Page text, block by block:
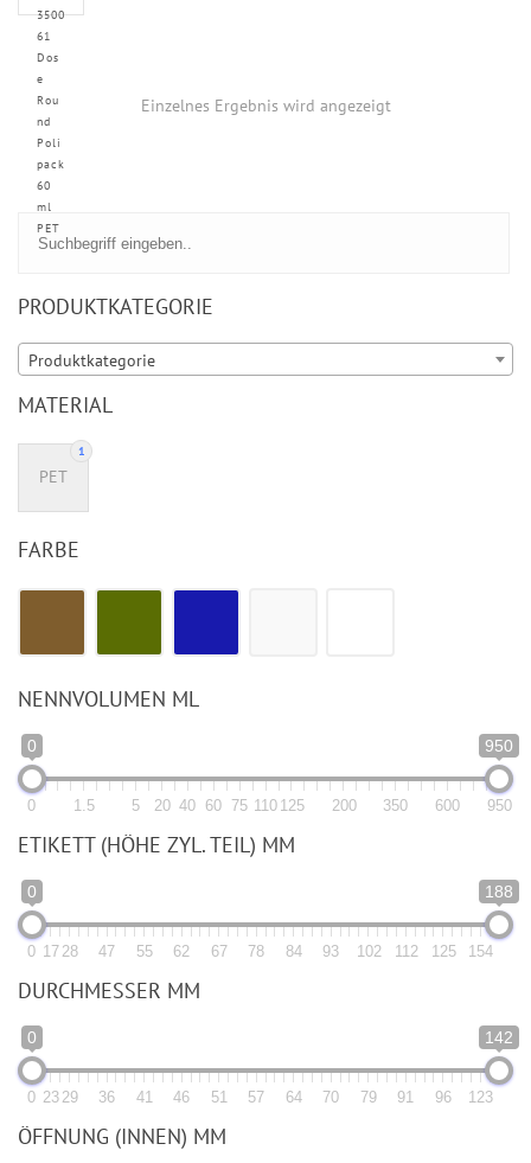
3500
61
Dos
e
Rou
nd
Poli
pack
60
ml
PET
Einzelnes Ergebnis wird angezeigt
PRODUKTKATEGORIE
Produktkategorie
MATERIAL
1
PET
FARBE
NENNVOLUMEN ML
0 950
0 1.5 5 20 40 60 75 110 125 200 350 600 950
ETIKETT (HÖHE ZYL. TEIL) MM
0 188
0 17 28 47 55 62 67 78 84 93 102 112 125 154
DURCHMESSER MM
0 142
0 23 29 36 41 46 51 57 64 70 79 91 96 123
ÖFFNUNG (INNEN) MM